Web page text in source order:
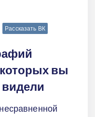
Рассказать ВК
вы